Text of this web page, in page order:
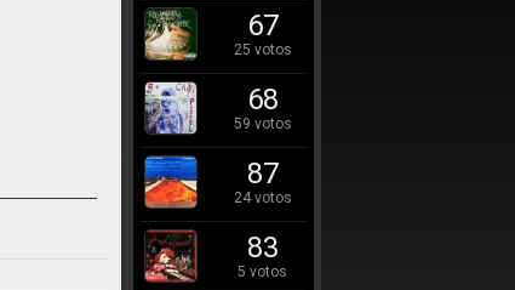
67
25 votos
68
59 votos
87
24 votos
83
5 votos